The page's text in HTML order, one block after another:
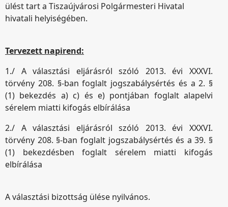
ülést tart a Tiszaújvárosi Polgármesteri Hivatal
hivatali helyiségében.
Tervezett napirend:
1./ A választási eljárásról szóló 2013. évi XXXVI.
törvény 208. §-ban foglalt jogszabálysértés és a 2. §
(1) bekezdés a) c) és e) pontjában foglalt alapelvi
sérelem miatti kifogás elbírálása
2./ A választási eljárásról szóló 2013. évi XXXVI.
törvény 208. §-ban foglalt jogszabálysértés és a 39. §
(1) bekezdésben foglalt sérelem miatti kifogás
elbírálása
A választási bizottság ülése nyilvános.